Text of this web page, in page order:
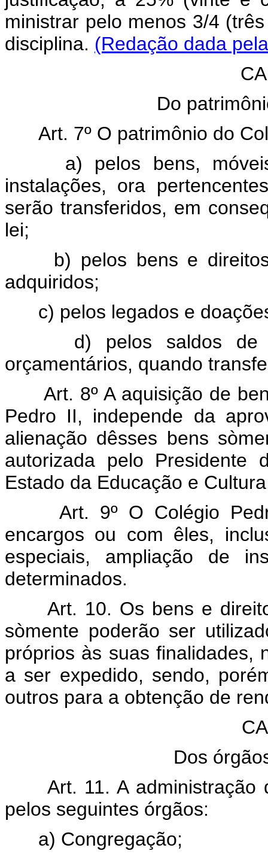
ministrar pelo menos 3/4
disciplina. (Redação dada
Do
Art. 7º O patrimônio do
a) pelos bens,
instalações, ora
serão transferidos, em
lei;
b) pelos bens e
adquiridos;
c) pelos legados e
d) pelos saldos de
orçamentários, quando
Art. 8º A aquisição de
Pedro II, independe da
alienação dêsses bens
autorizada pelo Presidente
Estado da Educação e
Art. 9º O Colégio
encargos ou com êles,
especiais, ampliação de
determinados.
Art. 10. Os bens e
sòmente poderão ser
próprios às suas finalidades,
a ser expedido, sendo,
outros para a obtenção de
Dos
Art. 11. A
pelos seguintes órgãos:
a) Congregação;